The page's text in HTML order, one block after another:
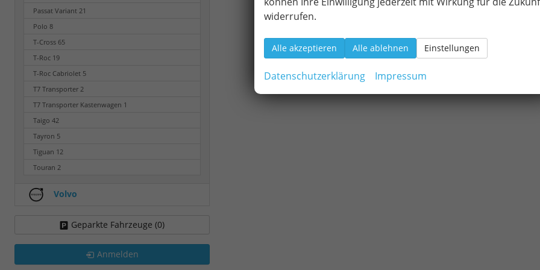
Passat Variant 21
Polo 8
T-Cross 65
T-Roc 19
T-Roc Cabriolet 5
T7 Transporter 2
T7 Transporter Kastenwagen 1
Taigo 42
Tayron 5
Tiguan 12
Touran 2
Volvo
Geparkte Fahrzeuge (0)
Anmelden
widerrufen.
Alle akzeptieren Alle ablehnen Einstellungen
Datenschutzerklärung Impressum